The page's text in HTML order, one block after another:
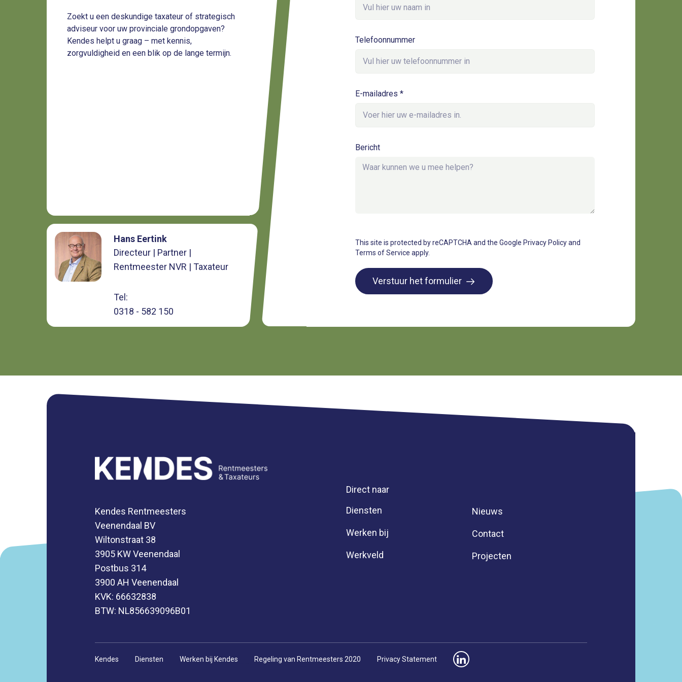
Zoekt u een deskundige taxateur of strategisch
adviseur voor uw provinciale grondopgaven?
Kendes helpt u graag – met kennis,
zorgvuldigheid en een blik op de lange termijn.
Hans Eertink
Directeur | Partner |
Rentmeester NVR | Taxateur
Tel:
0318 - 582 150
Telefoonnummer
E-mailadres *
Bericht
This site is protected by reCAPTCHA and the Google Privacy Policyand
Terms of Service apply.
Verstuur het formulier
Kendes Rentmeesters
Veenendaal BV
Wiltonstraat 38
3905 KW Veenendaal
Postbus 314
3900 AH Veenendaal
KVK: 66632838
BTW: NL856639096B01
Direct naar
Diensten
Werken bij
Werkveld
Nieuws
Contact
Projecten
Kendes Diensten Werken bij Kendes Regeling van Rentmeesters 2020 Privacy Statement